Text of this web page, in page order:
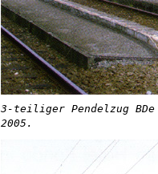
3-teiliger Pendelzug
2005.